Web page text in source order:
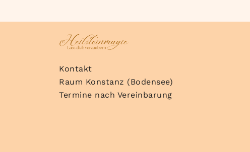
Kontakt
Raum Konstanz (Bodensee)
Termine nach Vereinbarung